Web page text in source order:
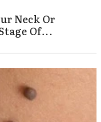
Neck Or
Of...